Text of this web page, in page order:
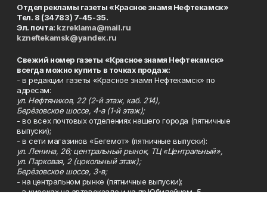
Отдел рекламы газеты «Красное знамя Нефтекамск»
Тел. 8 (34783) 7-45-35.
Эл. почта: kzreklama@mail.ru
kzneftekamsk@yandex.ru
Свежий номер газеты «Красное знамя Нефтекамск»
всегда можно купить в точках продаж:
- в редакции газеты «Красное знамя Нефтекамск» по
адресам:
ул. Нефтяников, 22 (2-й этаж, каб. 214),
Берёзовское шоссе, 4-а (1-й этаж);
- во всех почтовых отделениях нашего города (пятничные
выпуски);
- в сети магазинов «Бегемот» (пятничные выпуски):
ул. Ленина, 26; центральный рынок, ТЦ «Центральный»,
ул. Парковая, 2 (цокольный этаж);
Берёзовское шоссе, 3-в;
- на центральном рынке (пятничные выпуски);
- в киосках на автовокзале и на пр.Юбилейном, 5.